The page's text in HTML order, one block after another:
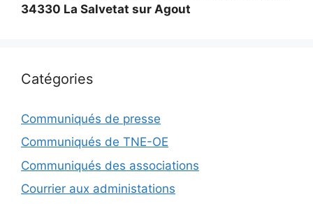
34330 La Salvetat sur Agout
Catégories
Communiqués de presse
Communiqués de TNE-OE
Communiqués des associations
Courrier aux administations